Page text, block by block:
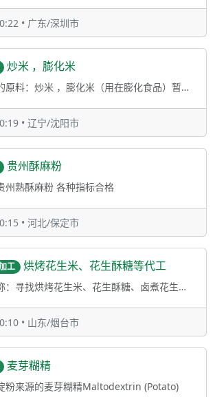
• 广东/深圳市
炒米 ，膨化米
寻找的原料：炒米 ，膨化米（用在膨化食品）暂无特殊指标要求，优先提供有明确产地的货源，请供应商提供产品相关信息及报价。
• 辽宁/沈阳市
贵州酥麻粉
州熟酥麻粉 各种指标合格
• 河北/保定市
工 烘烤花生米、花生酥糖等代工
求名称：寻找烘烤花生米、花生酥糖、卤煮花生、竹笋花生的代加工工厂（OEM）需求描述：为我司提供贴牌代工服务，要求工厂具有质
• 山东/烟台市
麦芽糊精
粉来源的麦芽糊精Maltodextrin (Potato)